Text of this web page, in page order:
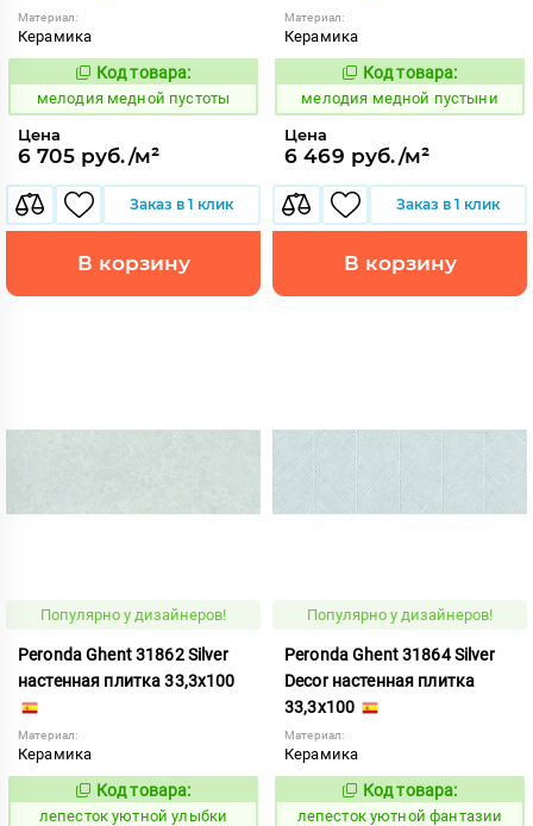
Материал:
Керамика
959949
Код товара:
мелодия медной пустоты
Цена
6 705 руб./м²
Заказ в 1 клик
В корзину
Материал:
Керамика
959950
Код товара:
мелодия медной пустыни
Цена
6 469 руб./м²
Заказ в 1 клик
В корзину
Популярно у дизайнеров!
Peronda Ghent 31862 Silver
настенная плитка 33,3x100
Материал:
Керамика
873236
Код товара:
лепесток уютной улыбки
Популярно у дизайнеров!
Peronda Ghent 31864 Silver
Decor настенная плитка
33,3x100
Материал:
Керамика
873237
Код товара:
лепесток уютной фантазии